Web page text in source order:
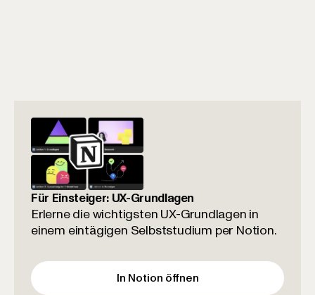
Für Einsteiger: UX-Grundlagen
Erlerne die wichtigsten UX-Grundlagen in
einem eintägigen Selbststudium per Notion.
In Notion öffnen